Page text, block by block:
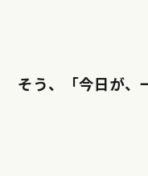
そう、「今日が、